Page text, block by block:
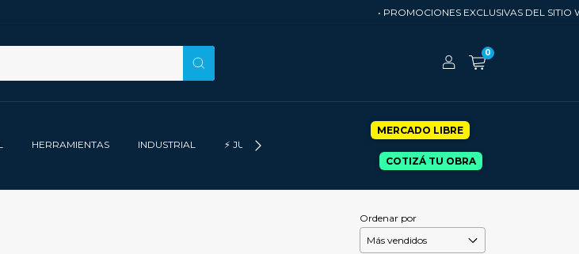
• PROMOCIONES EXCLUSIVAS DEL SITIO
0
HERRAMIENTAS INDUSTRIAL ⚡ JUMA-OFF
MERCADO LIBRE
COTIZÁ TU OBRA
Ordenar por